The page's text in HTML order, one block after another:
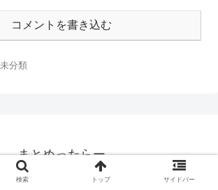
コメントを書き込む
未分類
まとめったらー
© 2020 まとめったらー.
検索 トップ サイドバー